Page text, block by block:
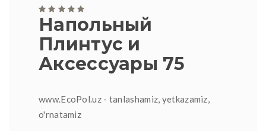
Напольный
Плинтус и
Аксессуары 75
www.EcoPol.uz - tanlashamiz, yetkazamiz,
o'rnatamiz